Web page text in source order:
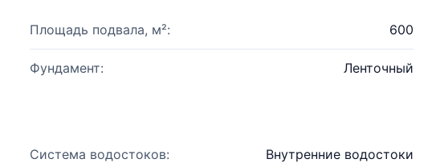
Площадь подвала, м²: 600
Фундамент: Ленточный
Система водостоков: Внутренние водостоки